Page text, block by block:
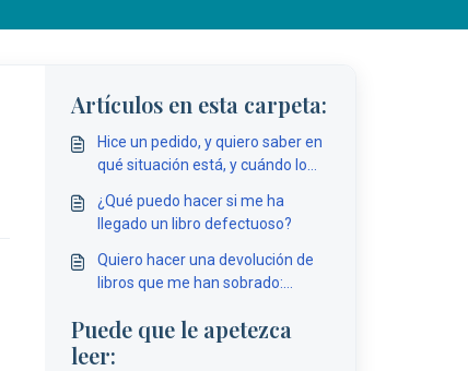
Artículos en esta carpeta:
Hice un pedido, y quiero saber en
qué situación está, y cuándo lo
¿Qué puedo hacer si me ha
llegado un libro defectuoso?
Quiero hacer una devolución de
libros que me han sobrado:
hacerla?
Puede que le apetezca
leer: